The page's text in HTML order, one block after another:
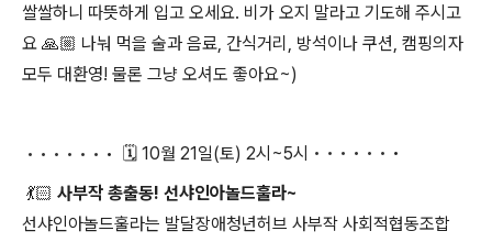
쌀쌀하니 따뜻하게 입고 오세요. 비가 오지 말라고 기도해 주시고
요 🙏🏼 나눠 먹을 술과 음료, 간식거리, 방석이나 쿠션, 캠핑의자
모두 대환영! 물론 그냥 오셔도 좋아요~)
• • • • • • • 🗓️ 10월 21일(토) 2시~5시 • • • • • • •
💃🏻 사부작 총출동! 선샤인아놀드훌라~
선샤인아놀드훌라는 발달장애청년허브 사부작 사회적협동조합